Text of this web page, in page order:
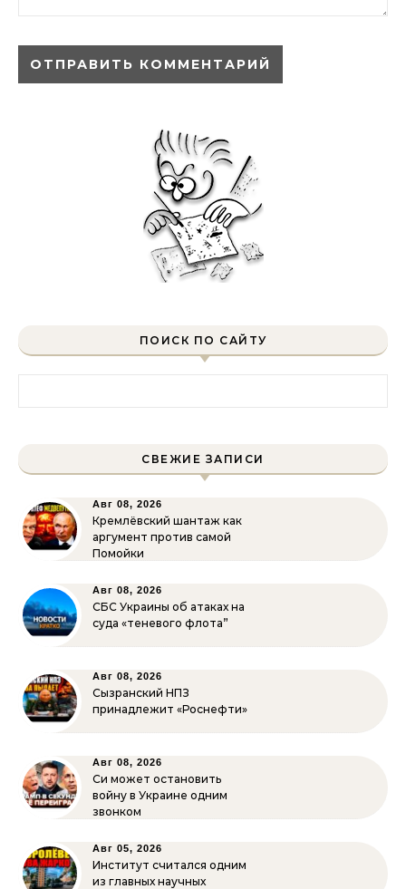
ПОИСК ПО САЙТУ
СВЕЖИЕ ЗАПИСИ
Авг 08, 2026
Кремлёвский шантаж как
аргумент против самой
Помойки
Авг 08, 2026
СБС Украины об атаках на
суда «теневого флота”
Авг 08, 2026
Сызранский НПЗ
принадлежит «Роснефти»
Авг 08, 2026
Си может остановить
войну в Украине одним
звонком
Авг 05, 2026
Институт считался одним
из главных научных